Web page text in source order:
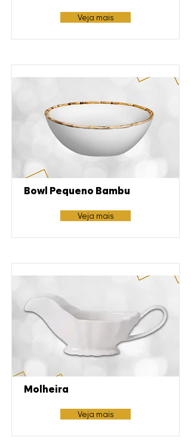
Veja mais
Bowl Pequeno Bambu
Veja mais
Molheira
Veja mais